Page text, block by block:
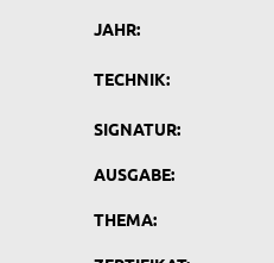
JAHR:
TECHNIK:
SIGNATUR:
AUSGABE:
THEMA: